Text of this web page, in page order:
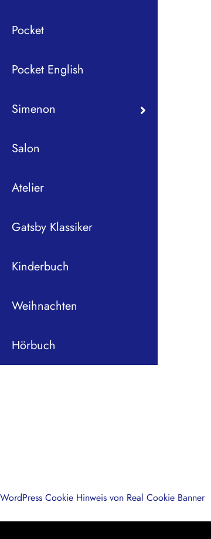
Pocket
Pocket English
Simenon
Salon
Atelier
Gatsby Klassiker
Kinderbuch
Weihnachten
Hörbuch
WordPress Cookie Hinweis von Real Cookie Banner